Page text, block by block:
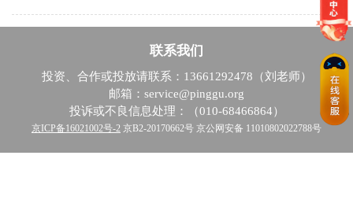
联系我们
投资、合作或投放请联系：13661292478（刘老师）
邮箱：service@pinggu.org
投诉或不良信息处理：（010-68466864）
京ICP备16021002号-2 京B2-20170662号 京公网安备 11010802022788号